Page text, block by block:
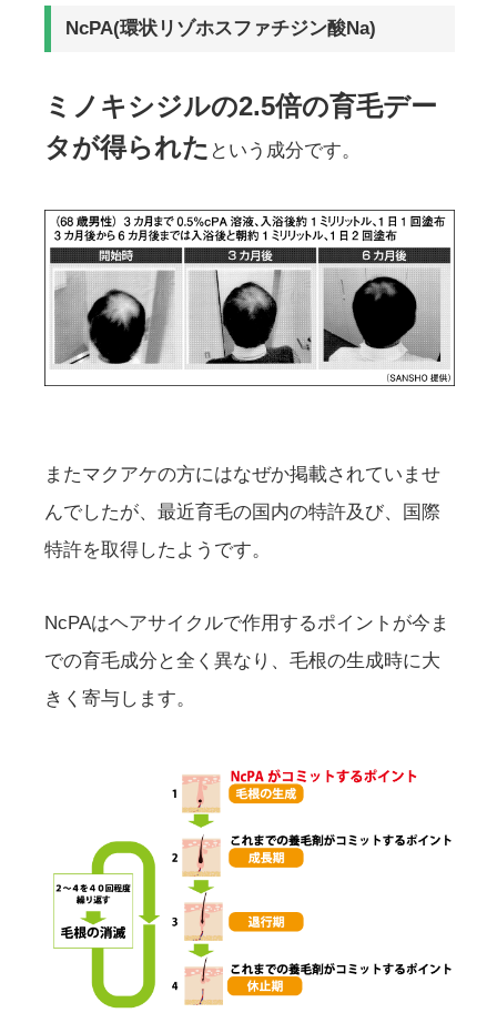
NcPA(環状リゾホスファチジン酸Na)
ミノキシジルの2.5倍の育毛デー
タが得られた という成分です。
またマクアケの方にはなぜか掲載されていませ
んでしたが、最近育毛の国内の特許及び、国際
特許を取得したようです。
NcPAはヘアサイクルで作用するポイントが今ま
での育毛成分と全く異なり、毛根の生成時に大
きく寄与します。